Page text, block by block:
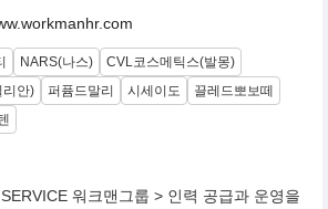
NARS(나스)
CVL코스메틱스(발몽)
리안)
퍼퓸드말리 시세이도
끌레드뽀보떼
워크맨그룹 > 인력 공급과 운영을